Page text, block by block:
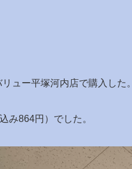
ュー平塚河内店で購入した。
み864円）でした。